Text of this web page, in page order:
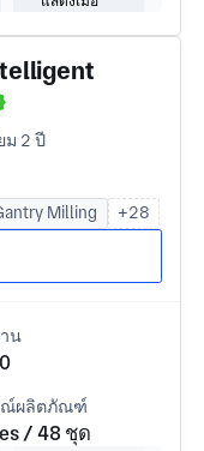
ม 2 ปี
Milling +28
น
ณ์ผลิตภัณฑ์
/ 48 ชุด